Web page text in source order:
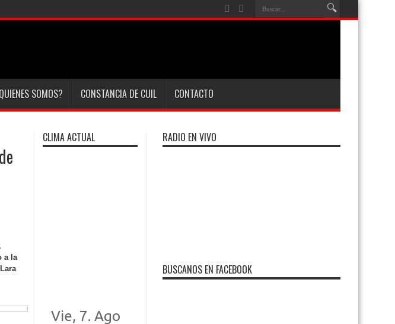
SOMOS? CONSTANCIA DE CUIL CONTACTO
a la
CLIMA ACTUAL RADIO EN VIVO
BUSCANOS EN FACEBOOK